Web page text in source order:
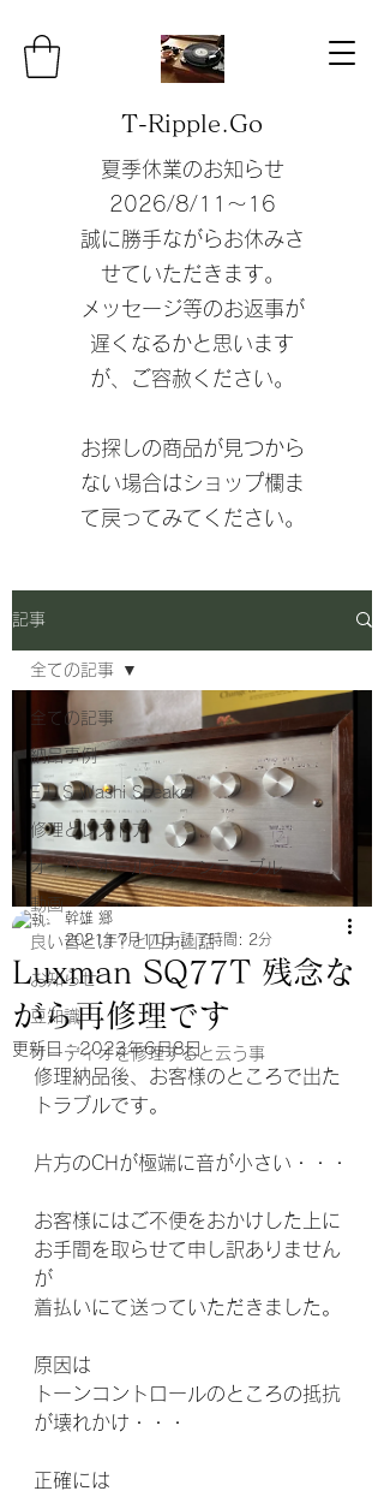
T-Ripple.Go
夏季休業のお知らせ
​2026/8/11〜16
誠に勝手ながらお休みさ
せていただきます。
​メッセージ等のお返事が
遅くなるかと思います
が、ご容赦ください。
​お探しの商品が見つから
ない場合はショップ欄ま
て戻ってみてください。
記事
全ての記事
納品事例
E.L.S Washi Speaker
修理とレストア
オーバーホールとターンテーブル
動画
良い音とは？と四方山話
お知らせ
豆知識
オーディオを修理すると云う事
全ての記事
Luxman SQ77T 残念な
がら再修理です
幹雄 郷
2021年7月11日 読了時間: 2分
更新日：2023年6月8日
修理納品後、お客様のところで出た
トラブルです。
片方のCHが極端に音が小さい・・・
お客様にはご不便をおかけした上に
お手間を取らせて申し訳ありません
が
着払いにて送っていただきました。
原因は
トーンコントロールのところの抵抗
が壊れかけ・・・
正確には